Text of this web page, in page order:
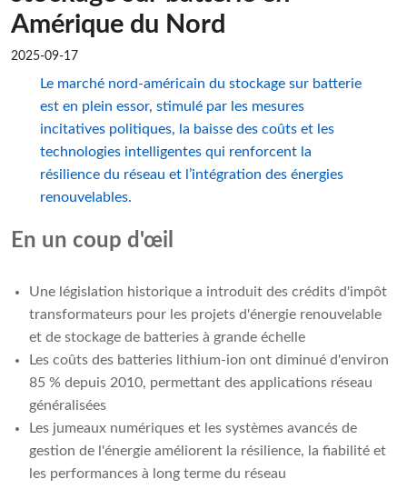
Amérique du Nord
2025-09-17
Le marché nord-américain du stockage sur batterie
est en plein essor, stimulé par les mesures
incitatives politiques, la baisse des coûts et les
technologies intelligentes qui renforcent la
résilience du réseau et l’intégration des énergies
renouvelables.
En un coup d'œil
Une législation historique a introduit des crédits d'impôt
transformateurs pour les projets d'énergie renouvelable
et de stockage de batteries à grande échelle
Les coûts des batteries lithium-ion ont diminué d'environ
85 % depuis 2010, permettant des applications réseau
généralisées
Les jumeaux numériques et les systèmes avancés de
gestion de l'énergie améliorent la résilience, la fiabilité et
les performances à long terme du réseau